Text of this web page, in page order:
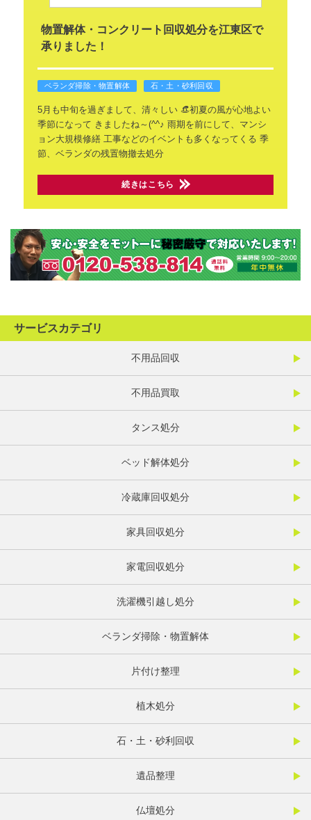
物置解体・コンクリート回収処分を江東区で
承りました！
ベランダ掃除・物置解体 石・土・砂利回収
5月も中旬を過ぎまして、清々しい👒初夏の風が心地よい
季節になって きましたね～(^^♪ 雨期を前にして、マンシ
ョン大規模修繕工事などのイベントも多くなってくる 季
節、ベランダの残置物撤去処分
続きはこちら
サービスカテゴリ
不用品回収
不用品買取
タンス処分
ベッド解体処分
冷蔵庫回収処分
家具回収処分
家電回収処分
洗濯機引越し処分
ベランダ掃除・物置解体
片付け整理
植木処分
石・土・砂利回収
遺品整理
仏壇処分